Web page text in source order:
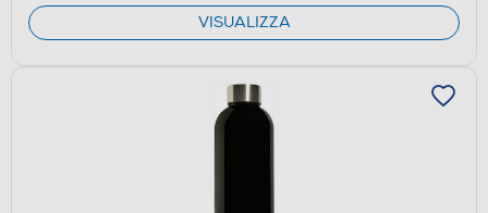
VISUALIZZA